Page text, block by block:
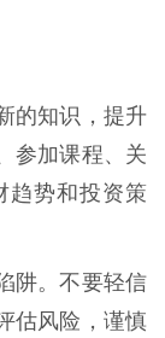
的知识，提升
参加课程、关
趋势和投资策
阱。不要轻信
估风险，谨慎